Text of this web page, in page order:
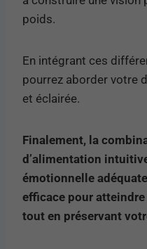
poids.
En intégrant ces
pourrez aborder votre
et éclairée.
Finalement, la
d’alimentation
émotionnelle
efficace pour
tout en préservant